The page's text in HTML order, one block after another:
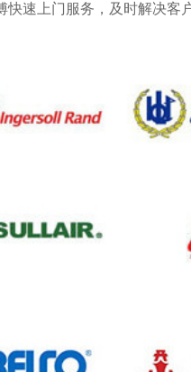
速上门服务，及时解决客